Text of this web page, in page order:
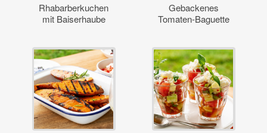
Rhabarberkuchen
mit Baiserhaube
Gebackenes
Tomaten-Baguette